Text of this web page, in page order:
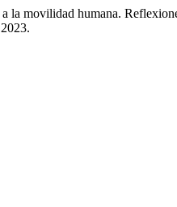
movilidad humana.